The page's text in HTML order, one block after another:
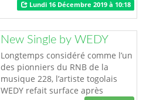
plus de 4 200 vues sur YouTube.
Il s’agit d’une collaboration du
groupe TOOFAN avec certains
artistes de la chanson togolaise à
l’instar de Dj One, le
rappeur Peewi s…
Lundi 16 Décembre 2019 à 10:18
New Single by WEDY
Longtemps considéré comme l’un
des pionniers du RNB de la
musique 228, l’artiste togolais
WEDY refait surface après